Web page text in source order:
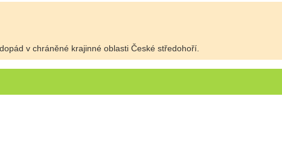
v chráněné krajinné oblasti České středohoří.